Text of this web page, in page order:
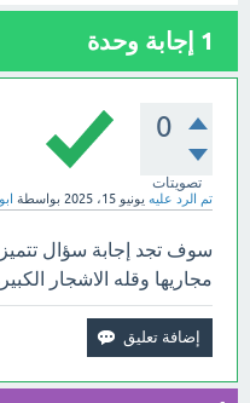
1 إجابة وحدة
0
تصويتات
تم الرد عليه يونيو 15، 2025 بواسطة
سوف تجد إجابة سؤال
مجاريها وقله الاشجار